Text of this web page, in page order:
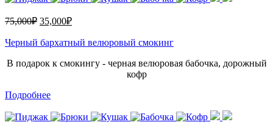
75,000₽ 35,000₽
Черный бархатный велюровый смокинг
В подарок к смокингу - черная велюровая бабочка, дорожный
кофр
Подробнее